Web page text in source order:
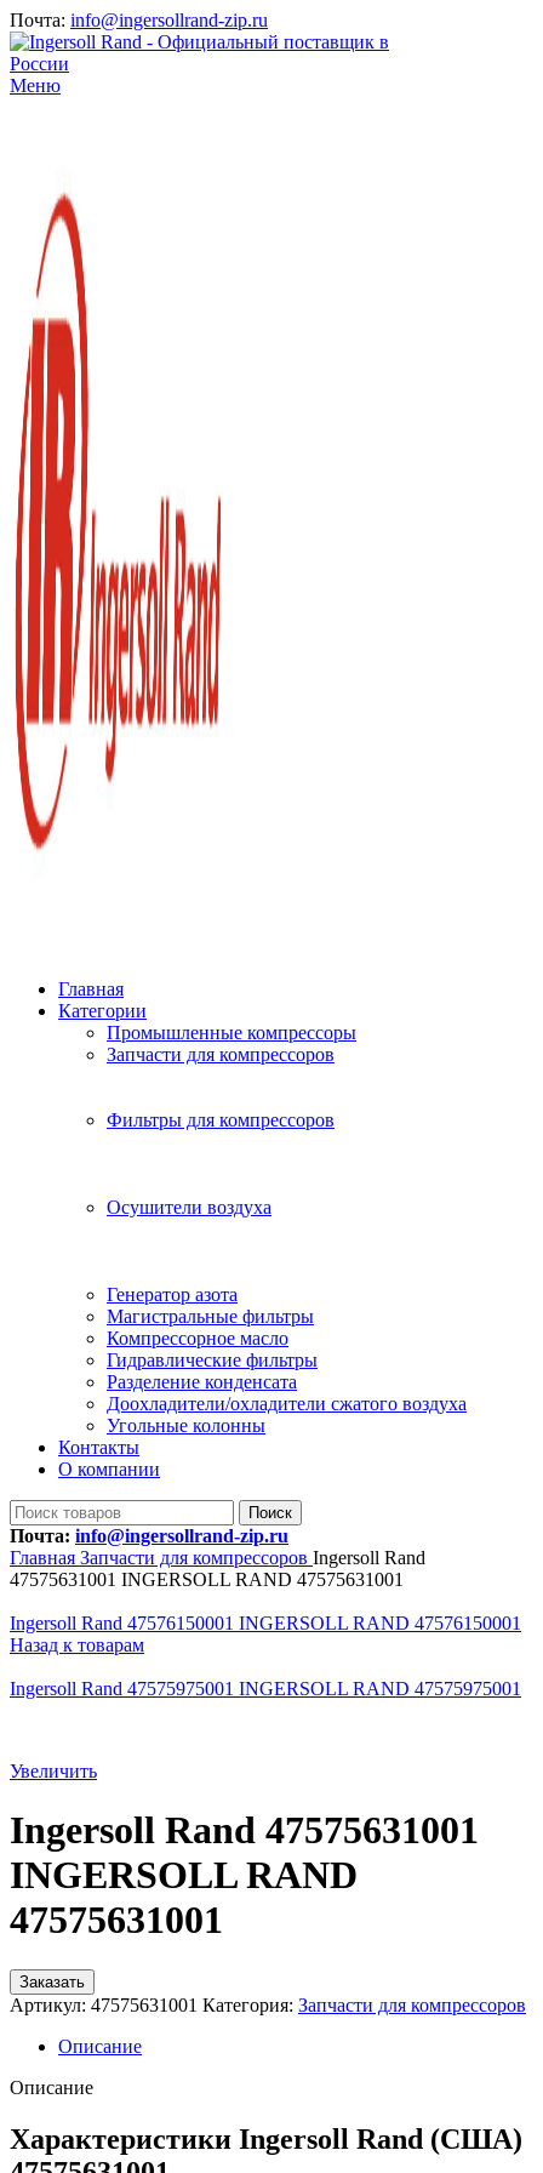
Почта: info@ingersollrand-zip.ru
Меню
Главная
Категории
Промышленные компрессоры
Запчасти для компрессоров
Фильтры для компрессоров
Осушители воздуха
Генератор азота
Магистральные фильтры
Компрессорное масло
Гидравлические фильтры
Разделение конденсата
Доохладители/охладители сжатого воздуха
Угольные колонны
Контакты
О компании
Поиск
Почта: info@ingersollrand-zip.ru
Главная Запчасти для компрессоров Ingersoll Rand
47575631001 INGERSOLL RAND 47575631001
Ingersoll Rand 47576150001 INGERSOLL RAND 47576150001
Назад к товарам
Ingersoll Rand 47575975001 INGERSOLL RAND 47575975001
Увеличить
Ingersoll Rand 47575631001
INGERSOLL RAND
47575631001
Заказать
Артикул: 47575631001 Категория: Запчасти для компрессоров
Описание
Описание
Характеристики Ingersoll Rand (США)